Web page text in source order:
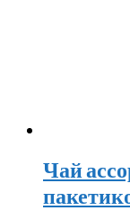
Чай